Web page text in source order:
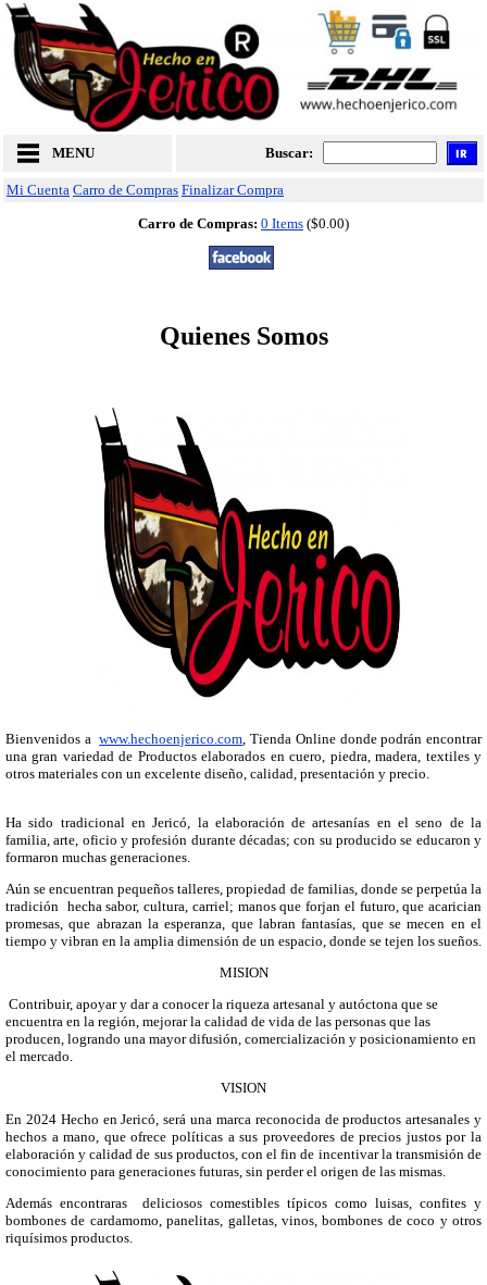
MENU Buscar:
Mi Cuenta Carro de Compras Finalizar Compra
Carro de Compras: 0 Items ($0.00)
Quienes Somos
Bienvenidos awww.hechoenjerico.com , Tienda Online donde podrán encontrar
una gran variedad de Productos elaborados en cuero, piedra, madera, textiles y
otros materiales con un excelente diseño, calidad, presentación y precio.
Ha sido tradicional en Jericó, la elaboración de artesanías en el seno de la
familia, arte, oficio y profesión durante décadas; con su producido se educaron y
formaron muchas generaciones.
Aún se encuentran pequeños talleres, propiedad de familias, donde se perpetúa la
tradición hecha sabor, cultura, carriel; manos que forjan el futuro, que acarician
promesas, que abrazan la esperanza, que labran fantasías, que se mecen en el
tiempo y vibran en la amplia dimensión de un espacio, donde se tejen los sueños.
MISION
Contribuir, apoyar y dar a conocer la riqueza artesanal y autóctona que se
encuentra en la región, mejorar la calidad de vida de las personas que las
producen, logrando una mayor difusión, comercialización y posicionamiento en
el mercado.
VISION
En 2024 Hecho en Jericó, será una marca reconocida de productos artesanales y
hechos a mano, que ofrece políticas a sus proveedores de precios justos por la
elaboración y calidad de sus productos, con el fin de incentivar la transmisión de
conocimiento para generaciones futuras, sin perder el origen de las mismas.
Además encontraras deliciosos comestibles típicos como luisas, confites y
bombones de cardamomo, panelitas, galletas, vinos, bombones de coco y otros
riquísimos productos.